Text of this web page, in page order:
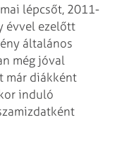
lépcsőt, 2011-
évvel ezelőtt
általános
még jóval
már diákként
induló